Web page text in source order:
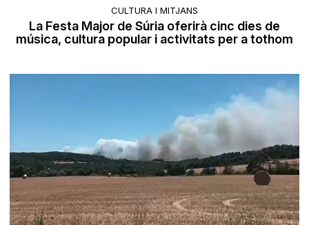
CULTURA I MITJANS
La Festa Major de Súria oferirà cinc dies de
música, cultura popular i activitats per a tothom